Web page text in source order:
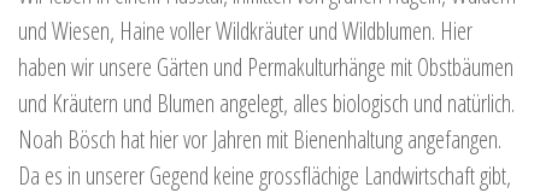
und Wiesen, Haine voller Wildkräuter und Wildblumen. Hier
haben wir unsere Gärten und Permakulturhänge mit Obstbäumen
und Kräutern und Blumen angelegt, alles biologisch und natürlich.
Noah Bösch hat hier vor Jahren mit Bienenhaltung angefangen.
Da es in unserer Gegend keine grossflächige Landwirtschaft gibt,